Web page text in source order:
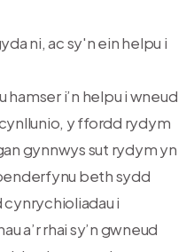
ni, ac sy'n ein helpu i
hamser i’n helpu i wneud
y ffordd rydym
gynnwys sut rydym yn
beth sydd
i
a’r rhai sy’n gwneud